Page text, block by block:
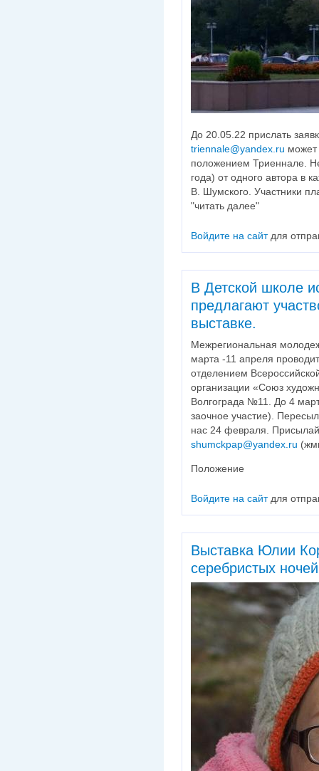
До 20.05.22 прислать
triennale@yandex.ru может
положением Триеннале.
года) от одного автора в
В. Шумского. Участники
"читать далее"
Войдите на сайтдля
В Детской школе
предлагают
выставке.
Межрегиональная
марта -11 апреля
отделением
организации «Союз
Волгограда №11. До 4
заочное участие).
нас 24 февраля.
shumckpap@yandex.ru
Положение
Войдите на сайтдля
Выставка Юлии
серебристых